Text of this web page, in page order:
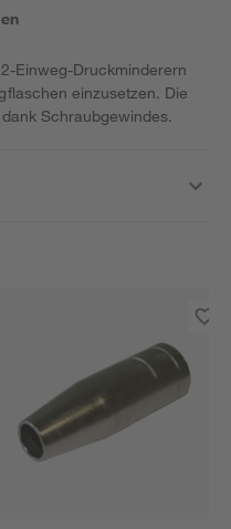
Einweg-Druckminderern
einzusetzen. Die
Schraubgewindes.